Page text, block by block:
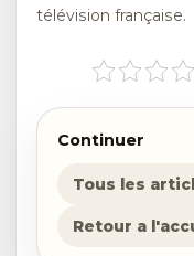
télévision française.
Continuer
Tous les
Retour a